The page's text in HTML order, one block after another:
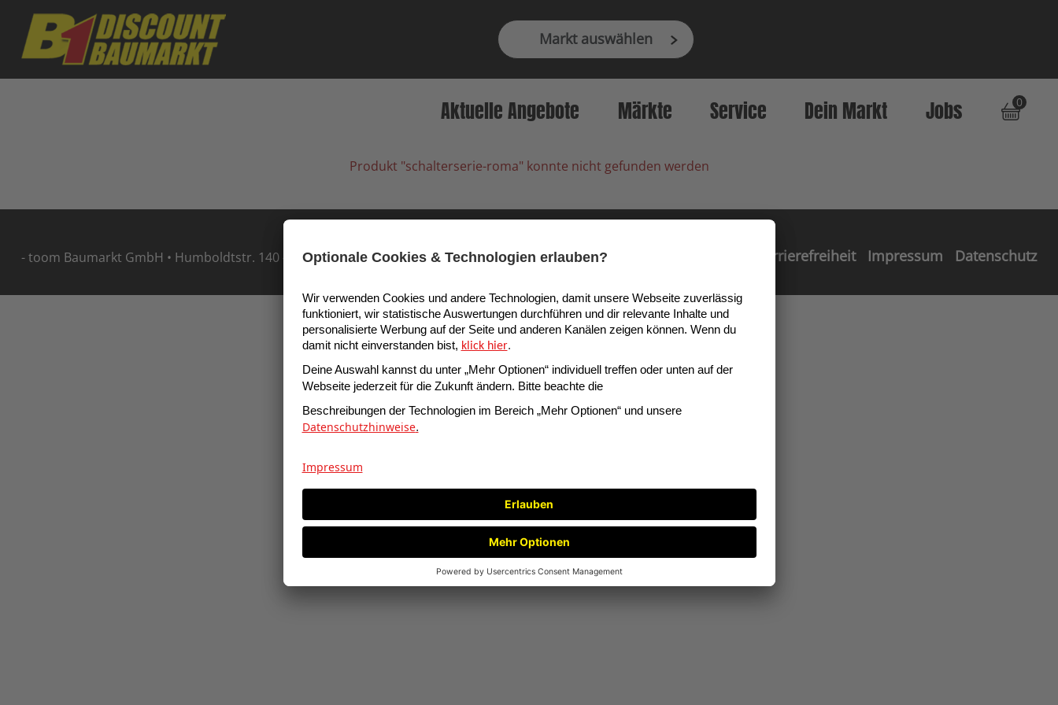
Markt auswählen
Aktuelle Angebote Märkte Service Dein Markt Jobs
0
Produkt "schalterserie-roma" konnte nicht gefunden werden
- toom Baumarkt GmbH • Humboldtstr. 140 - 144 • 51149 Köln, Deutschland Barrierefreiheit Impressum Datenschutz